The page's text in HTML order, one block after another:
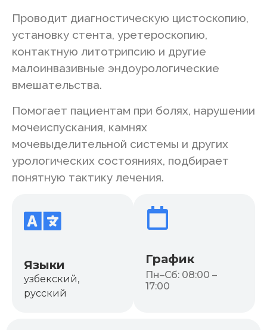
Проводит диагностическую цистоскопию,
установку стента, уретероскопию,
контактную литотрипсию и другие
малоинвазивные эндоурологические
вмешательства.
Помогает пациентам при болях, нарушении
мочеиспускания, камнях
мочевыделительной системы и других
урологических состояниях, подбирает
понятную тактику лечения.
Языки
узбекский,
русский
График
Пн–Сб: 08:00 –
17:00